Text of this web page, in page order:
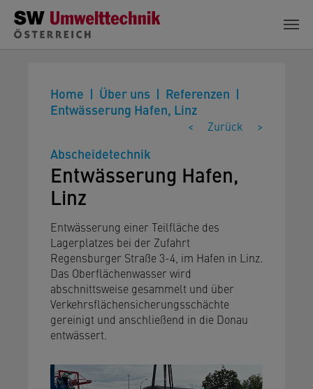
Zum Hauptinhalt springen
Home Über uns
Referenzen
Entwässerung Hafen, Linz
< Zurück >
Abscheidetechnik
Entwässerung Hafen,
Linz
Entwässerung einer Teilfläche des
Lagerplatzes bei der Zufahrt
Regensburger Straße 3-4, im Hafen in Linz.
Das Oberflächenwasser wird
abschnittsweise gesammelt und über
Verkehrsflächensicherungsschächte
gereinigt und anschließend in die Donau
entwässert.